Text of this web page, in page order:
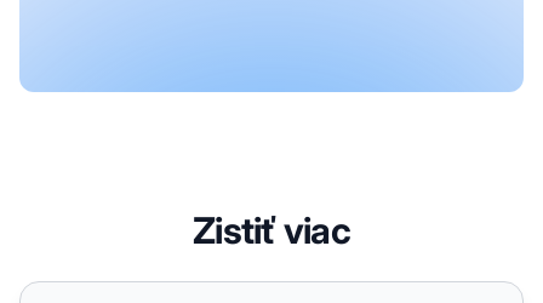
Zistiť viac
Mikro konverzie: Slovník affiliate marketingu